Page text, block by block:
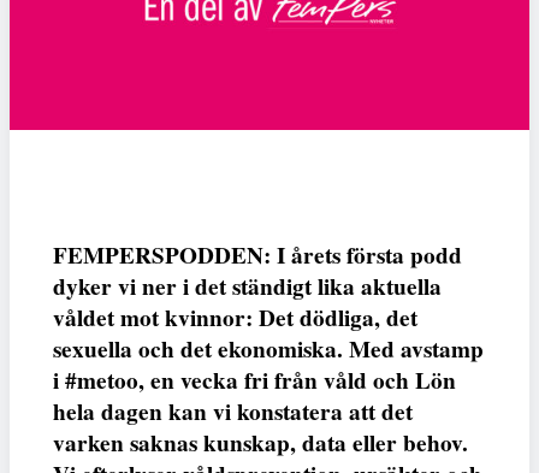
FEMPERSPODDEN: I årets första podd
dyker vi ner i det ständigt lika aktuella
våldet mot kvinnor: Det dödliga, det
sexuella och det ekonomiska. Med avstamp
i #metoo, en vecka fri från våld och Lön
hela dagen kan vi konstatera att det
varken saknas kunskap, data eller behov.